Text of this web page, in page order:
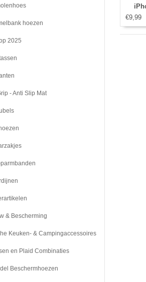
€9,99
hoezen
2025
- Anti Slip Mat
& Bescherming
Keuken- & Campingaccessoires
en Plaid Combinaties
Beschermhoezen